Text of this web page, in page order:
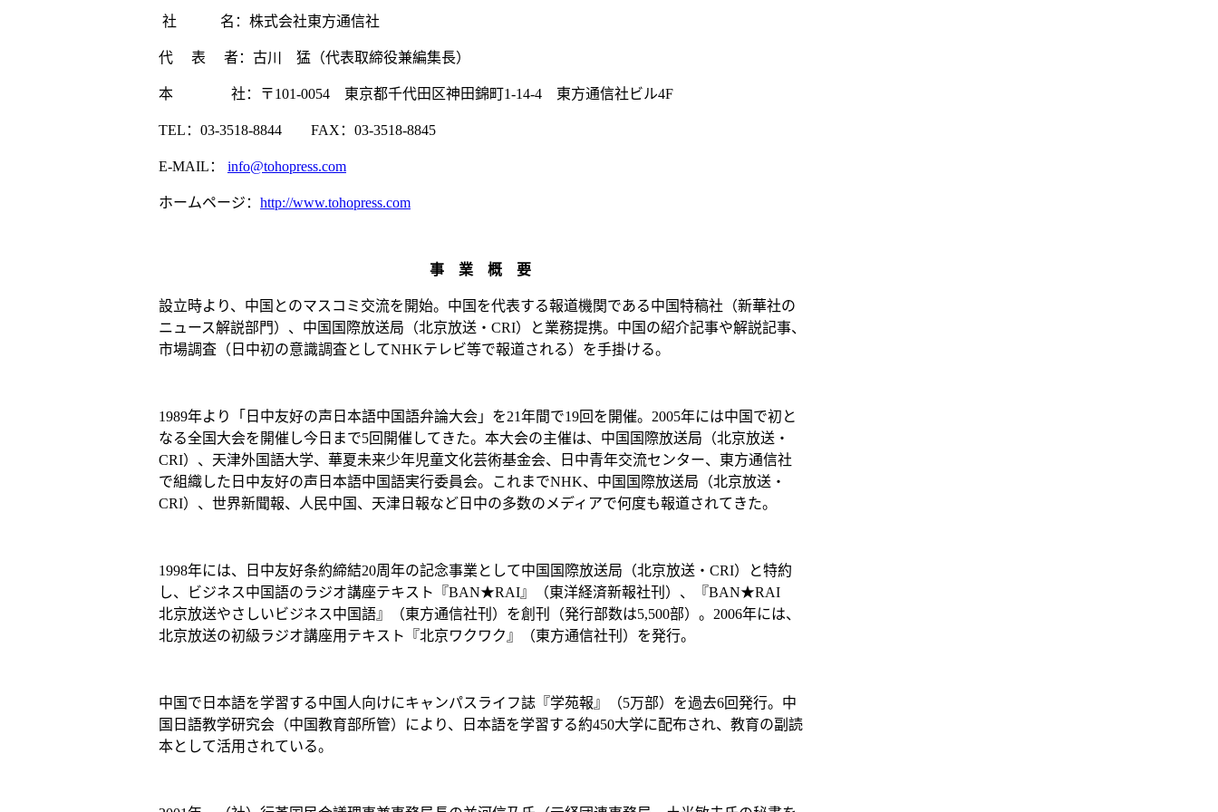
社 名：株式会社東方通信社
代 表 者：古川 猛（代表取締役兼編集長）
本 社：〒101-0054 東京都千代田区神田錦町1-14-4 東方通信社ビル4F
TEL：03-3518-8844 FAX：03-3518-8845
E-MAIL： info@tohopress.com
ホームページ： http://www.tohopress.com
事 業 概 要
設立時より、中国とのマスコミ交流を開始。中国を代表する報道機関である中国特稿社（新華社の
ニュース解説部門）、中国国際放送局（北京放送・CRI）と業務提携。中国の紹介記事や解説記事、
市場調査（日中初の意識調査としてNHKテレビ等で報道される）を手掛ける。
1989年より「日中友好の声日本語中国語弁論大会」を21年間で19回を開催。2005年には中国で初と
なる全国大会を開催し今日まで5回開催してきた。本大会の主催は、中国国際放送局（北京放送・
CRI）、天津外国語大学、華夏未来少年児童文化芸術基金会、日中青年交流センター、東方通信社
で組織した日中友好の声日本語中国語実行委員会。これまでNHK、中国国際放送局（北京放送・
CRI）、世界新聞報、人民中国、天津日報など日中の多数のメディアで何度も報道されてきた。
1998年には、日中友好条約締結20周年の記念事業として中国国際放送局（北京放送・CRI）と特約
し、ビジネス中国語のラジオ講座テキスト『BAN★RAI』（東洋経済新報社刊）、『BAN★RAI
北京放送やさしいビジネス中国語』（東方通信社刊）を創刊（発行部数は5,500部）。2006年には、
北京放送の初級ラジオ講座用テキスト『北京ワクワク』（東方通信社刊）を発行。
中国で日本語を学習する中国人向けにキャンパスライフ誌『学苑報』（5万部）を過去6回発行。中
国日語教学研究会（中国教育部所管）により、日本語を学習する約450大学に配布され、教育の副読
本として活用されている。